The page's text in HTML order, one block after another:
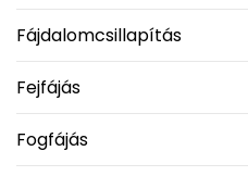
Fájdalomcsillapítás
Fejfájás
Fogfájás